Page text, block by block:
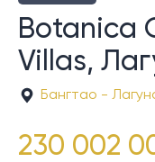
Botanica
Villas,
Бангтао -
230 002